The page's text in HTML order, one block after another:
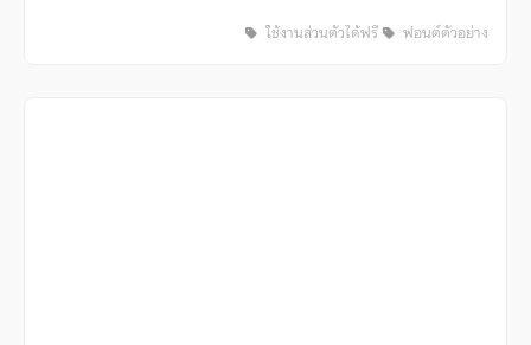
ใช้งานส่วนตัวได้ฟรี ฟอนต์ตัวอย่าง